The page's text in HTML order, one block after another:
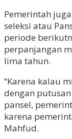
Pemerintah
seleksi atau
periode
perpanjangan
lima tahun.
“Karena kalau
dengan
pansel,
karena
Mahfud.